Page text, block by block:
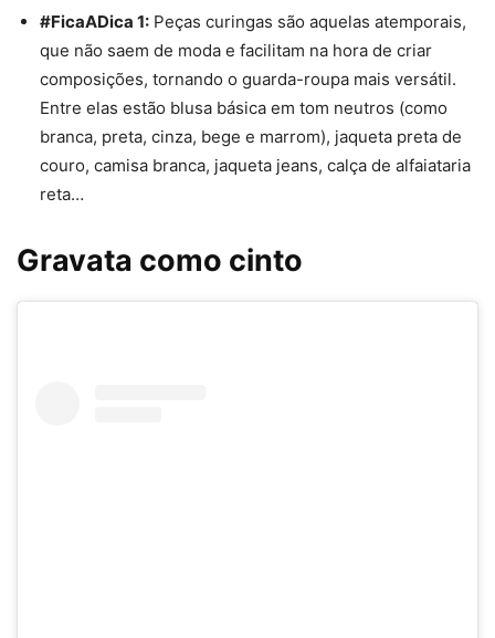
#FicaADica 1: Peças curingas são aquelas atemporais,
que não saem de moda e facilitam na hora de criar
composições, tornando o guarda-roupa mais versátil.
Entre elas estão blusa básica em tom neutros (como
branca, preta, cinza, bege e marrom), jaqueta preta de
couro, camisa branca, jaqueta jeans, calça de alfaiataria
reta…
Gravata como cinto